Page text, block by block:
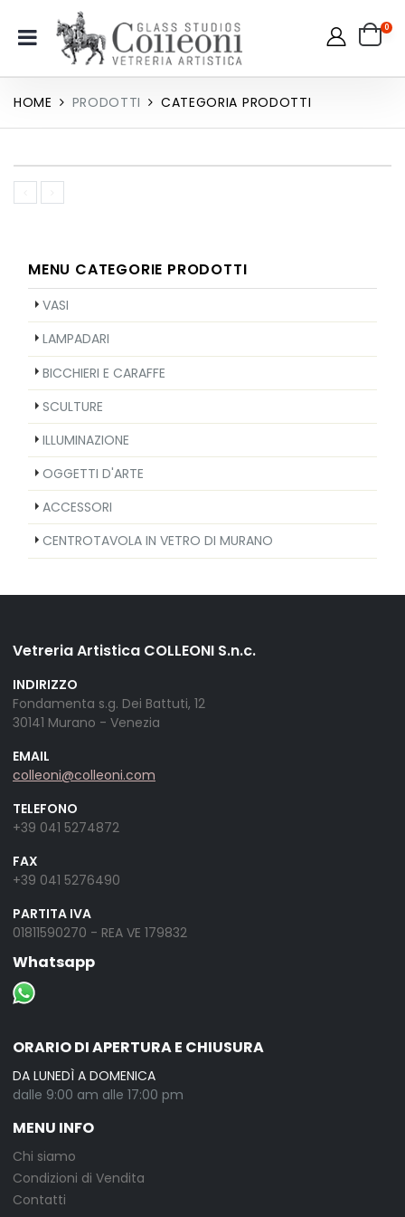
0
HOME PRODOTTI CATEGORIA PRODOTTI
MENU CATEGORIE PRODOTTI
VASI
LAMPADARI
BICCHIERI E CARAFFE
SCULTURE
ILLUMINAZIONE
OGGETTI D'ARTE
ACCESSORI
CENTROTAVOLA IN VETRO DI MURANO
Vetreria Artistica COLLEONI S.n.c.
INDIRIZZO
Fondamenta s.g. Dei Battuti, 12
30141 Murano - Venezia
EMAIL
colleoni@colleoni.com
TELEFONO
+39 041 5274872
FAX
+39 041 5276490
PARTITA IVA
01811590270 - REA VE 179832
Whatsapp
ORARIO DI APERTURA E CHIUSURA
DA LUNEDÌ A DOMENICA
dalle 9:00 am alle 17:00 pm
MENU INFO
Chi siamo
Condizioni di Vendita
Contatti